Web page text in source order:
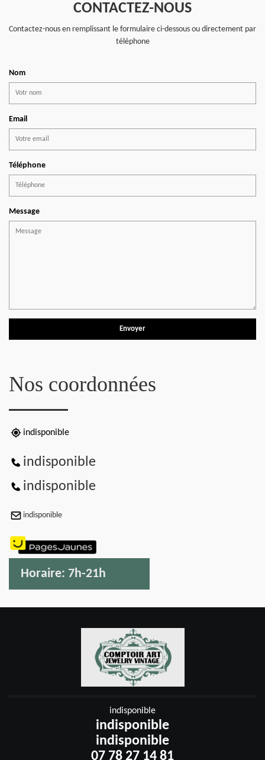
CONTACTEZ-NOUS
Contactez-nous en remplissant le formulaire ci-dessous ou directement par
téléphone
Nom
Email
Téléphone
Message
Nos coordonnées
indisponible
indisponible
indisponible
indisponible
Horaire: 7h-21h
indisponible
indisponible
indisponible
07 78 27 14 81